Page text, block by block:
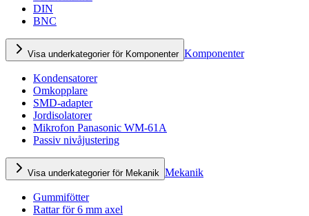
DIN
BNC
Visa underkategorier för Komponenter Komponenter
Kondensatorer
Omkopplare
SMD-adapter
Jordisolatorer
Mikrofon Panasonic WM-61A
Passiv nivåjustering
Visa underkategorier för Mekanik Mekanik
Gummifötter
Rattar för 6 mm axel